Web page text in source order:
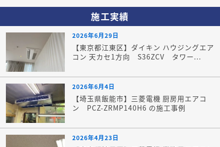
施工実績
2026年6月29日
【東京都江東区】ダイキン ハウジングエア
コン 天カセ1方向 S36ZCV タワー...
2026年6月4日
【埼玉県飯能市】三菱電機 厨房用エアコ
ン PCZ-ZRMP140H6 の施工事例
2026年4月23日